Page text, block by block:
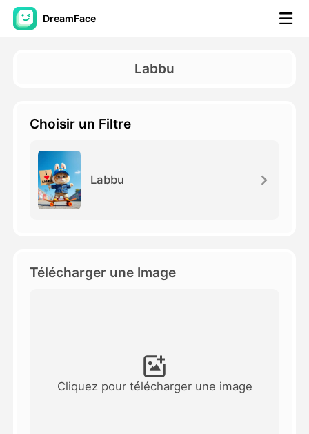
DreamFace
AI vidéo
Photos d'IA
Autres outils
Labbu
Choisir un Filtre
Labbu
Télécharger une Image
Cliquez pour télécharger une image